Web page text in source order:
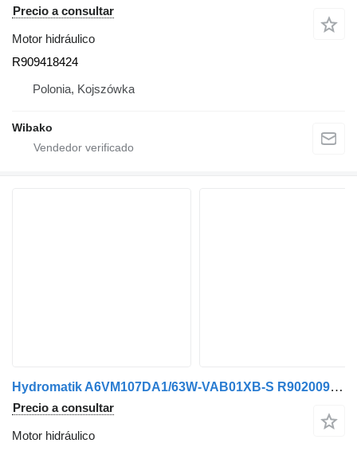
Precio a consultar
Motor hidráulico
R909418424
Polonia, Kojszówka
Wibako
Hydromatik A6VM107DA1/63W-VAB01XB-S R902009902 motor hidráulico
Precio a consultar
Motor hidráulico